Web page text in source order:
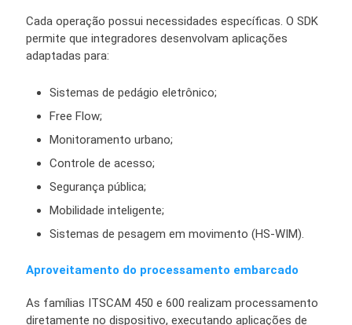
Cada operação possui necessidades específicas. O SDK
permite que integradores desenvolvam aplicações
adaptadas para:
Sistemas de pedágio eletrônico;
Free Flow;
Monitoramento urbano;
Controle de acesso;
Segurança pública;
Mobilidade inteligente;
Sistemas de pesagem em movimento (HS-WIM).
Aproveitamento do processamento embarcado
As famílias ITSCAM 450 e 600 realizam processamento
diretamente no dispositivo, executando aplicações de